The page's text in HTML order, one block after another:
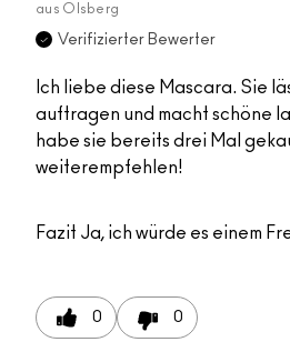
aus Olsberg
Verifizierter Bewerter
Ich liebe diese Mascara. Sie
auftragen und macht schöne
habe sie bereits drei Mal
weiterempfehlen!
Fazit Ja, ich würde es einem
0 0